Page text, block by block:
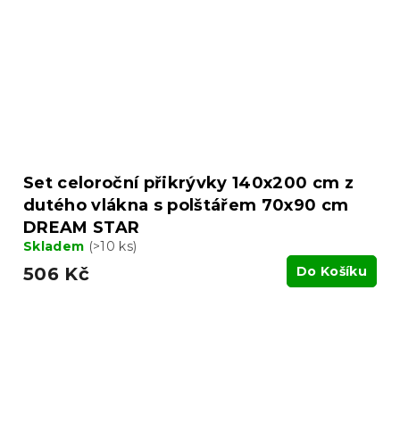
Set celoroční přikrývky 140x200 cm z
dutého vlákna s polštářem 70x90 cm
DREAM STAR
Skladem (>10 ks)
506 Kč Do Košíku